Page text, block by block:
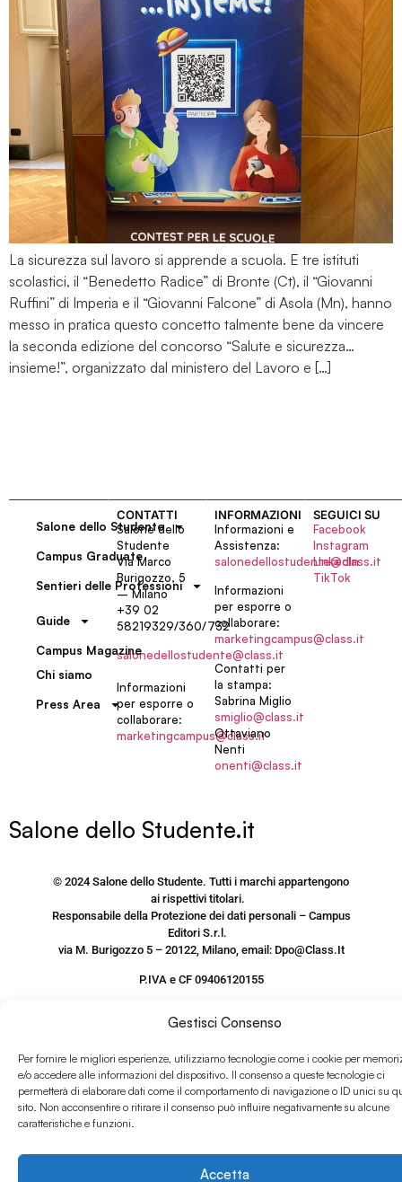
Gestisci Consenso
Per fornire le migliori esperienze, utilizziamo tecnologie come i cookie per
e/o accedere alle informazioni del dispositivo. Il consenso a queste tecnologie ci
permetterà di elaborare dati come il comportamento di navigazione o ID unici su
sito. Non acconsentire o ritirare il consenso può influire negativamente su alcune
caratteristiche e funzioni.
Accetta
La sicurezza sul lavoro si apprende a scuola. E tre istituti
scolastici, il “Benedetto Radice” di Bronte (Ct), il “Giovanni
Ruffini” di Imperia e il “Giovanni Falcone” di Asola (Mn), hanno
messo in pratica questo concetto talmente bene da vincere
la seconda edizione del concorso “Salute e sicurezza…
insieme!”, organizzato dal ministero del Lavoro e […]
Salone dello Studente
Campus Graduate
Sentieri delle Professioni
Guide
Campus Magazine
Chi siamo
Press Area
CONTATTI
Salone dello
Studente
Via Marco
Burigozzo, 5
– Milano
+39 02
58219329/360/732
salonedellostudente@class.it
Informazioni
per esporre o
collaborare:
marketingcampus@class.it
INFORMAZIONI
Informazioni e
Assistenza:
salonedellostudente@class.it
Informazioni
per esporre o
collaborare:
marketingcampus@class.it
Contatti per
la stampa:
Sabrina Miglio
smiglio@class.it
Ottaviano
Nenti
onenti@class.it
SEGUICI SU
Facebook
Instagram
LinkedIn
TikTok
Salone dello Studente.it
© 2024 Salone dello Studente. Tutti i marchi appartengono
ai rispettivi titolari.
Responsabile della Protezione dei dati personali – Campus
Editori S.r.l.
via M. Burigozzo 5 – 20122, Milano, email: Dpo@Class.It
P.IVA e CF 09406120155
PRIVACY POLICY SITO
COOKIE POLICY